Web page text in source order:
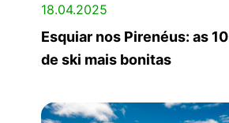
18.04.2025
Esquiar nos Pirenéus: as
de ski mais bonitas